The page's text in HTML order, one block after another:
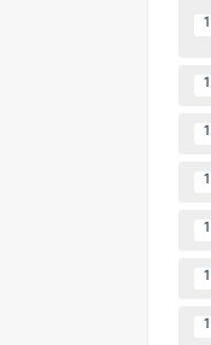
1
1
1
1
1
1
1